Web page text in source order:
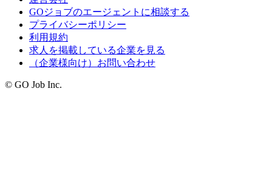
GOジョブのエージェントに相談する
プライバシーポリシー
利用規約
求人を掲載している企業を見る
（企業様向け）お問い合わせ
© GO Job Inc.